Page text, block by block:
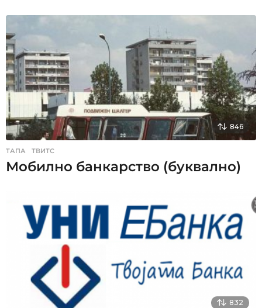
846
ТАПА ,ТВИТС
Мобилно банкарство (буквално)
832